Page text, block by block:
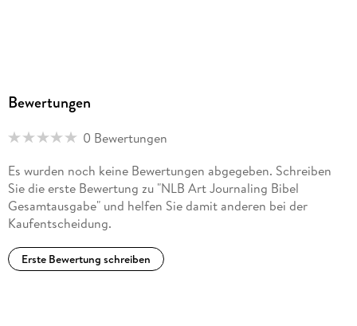
Bewertungen
0 Bewertungen
Es wurden noch keine Bewertungen abgegeben. Schreiben
Sie die erste Bewertung zu "NLB Art Journaling Bibel
Gesamtausgabe" und helfen Sie damit anderen bei der
Kaufentscheidung.
Erste Bewertung schreiben